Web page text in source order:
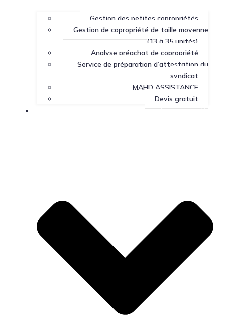
Gestion des petites copropriétés
Gestion de copropriété de taille moyenne
(13 à 35 unités)
Analyse préachat de copropriété
Service de préparation d’attestation du
syndicat
MAHD ASSISTANCE
Devis gratuit
Centre de ressources sur la copropriété